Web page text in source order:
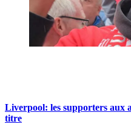
Liverpool: les supporters aux
titre